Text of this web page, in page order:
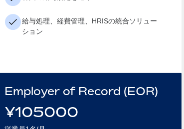
給与処理、経費管理、HRISの統合ソリュー
ション
Employer of Record (EOR)
¥105000